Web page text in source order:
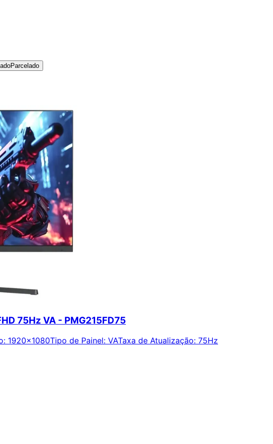
Parcelado
75Hz VA - PMG215FD75
: 1920x1080Tipo de Painel: VATaxa de Atualização: 75Hz